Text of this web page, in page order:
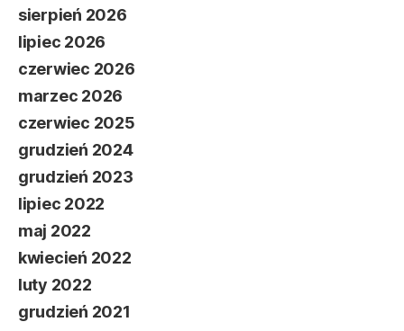
sierpień 2026
lipiec 2026
czerwiec 2026
marzec 2026
czerwiec 2025
grudzień 2024
grudzień 2023
lipiec 2022
maj 2022
kwiecień 2022
luty 2022
grudzień 2021